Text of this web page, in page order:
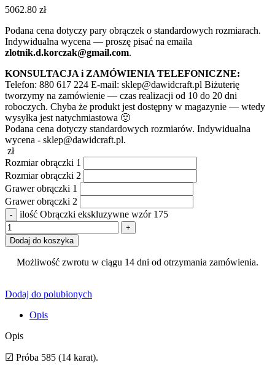
5062.80 zł
Podana cena dotyczy pary obrączek o standardowych rozmiarach.
Indywidualna wycena — proszę pisać na emaila
zlotnik.d.korczak@gmail.com.
KONSULTACJA i ZAMÓWIENIA TELEFONICZNE:
Telefon: 880 617 224 E-mail: sklep@dawidcraft.pl Biżuterię
tworzymy na zamówienie — czas realizacji od 10 do 20 dni
roboczych. Chyba że produkt jest dostępny w magazynie — wtedy
wysyłka jest natychmiastowa 🙂
Podana cena dotyczy standardowych rozmiarów. Indywidualna
wycena - sklep@dawidcraft.pl.
zł
Rozmiar obrączki 1
Rozmiar obrączki 2
Grawer obrączki 1
Grawer obrączki 2
ilość Obrączki ekskluzywne wzór 175
Dodaj do koszyka
Możliwość zwrotu w ciągu 14 dni od otrzymania zamówienia.
Dodaj do polubionych
Opis
Opis
☑ Próba 585 (14 karat).